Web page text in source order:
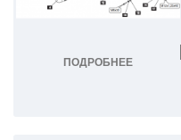
ПОДРОБНЕЕ